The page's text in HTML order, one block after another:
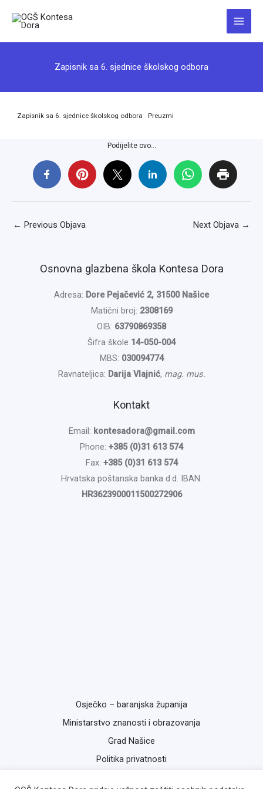
Main
Zapisnik sa 6. sjednice školskog odbora
Zapisnik sa 6. sjednice školskog odbora Preuzmi
Podijelite ovo...
← Previous Objava Next Objava →
Osnovna glazbena škola Kontesa Dora
Adresa: Dore Pejačević 2, 31500 Našice
Matični broj: 2308169
OIB: 63790869358
Šifra škole 14-050-004
MBS: 030094774
Ravnateljica: Darija Vlajnić, mag. mus.
Kontakt
Email: kontesadora@gmail.com
Phone: +385 (0)31 613 574
Fax: +385 (0)31 613 574
Hrvatska poštanska banka d.d. IBAN:
HR3623900011500272906
Osječko – baranjska županija
Ministarstvo znanosti i obrazovanja
Grad Našice
Politika privatnosti